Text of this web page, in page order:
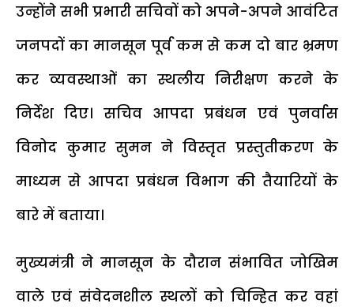
उन्होंने सभी प्रभारी सचिवों को अपने-अपने आवंटित
जनपदों का मानसून पूर्व कम से कम दो बार भ्रमण
कर व्यवस्थाओं का स्थलीय निरीक्षण करने के
निर्देश दिए। सचिव आपदा प्रबंधन एवं पुनर्वास
विनोद कुमार सुमन ने विस्तृत प्रस्तुतीकरण के
माध्यम से आपदा प्रबंधन विभाग की तैयारियों के
बारे में बताया।
मुख्यमंत्री ने मानसून के दौरान संभावित जोखिम
वाले एवं संवेदनशील स्थलों को चिन्हित कर वहां